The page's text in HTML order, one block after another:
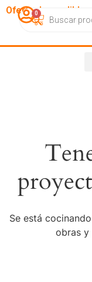
Catálogo
0
Se está
obras y